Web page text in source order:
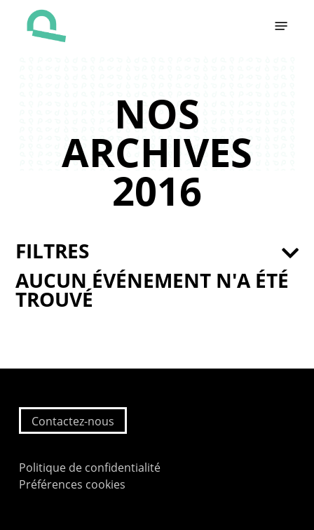
NOS
ARCHIVES
2016
AUCUN ÉVÉNEMENT N'A ÉTÉ
TROUVÉ
FILTRES
Contactez-nous
Politique de confidentialité
Préférences cookies